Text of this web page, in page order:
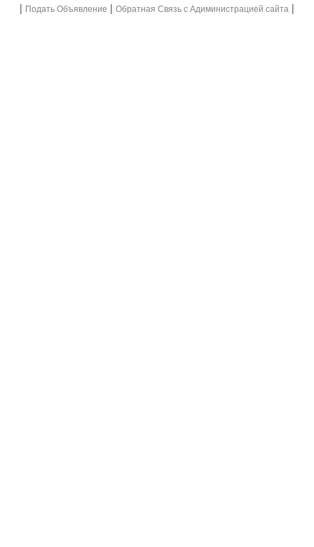
| Подать Объявление | Обратная Связь с Адиминистрацией сайта |